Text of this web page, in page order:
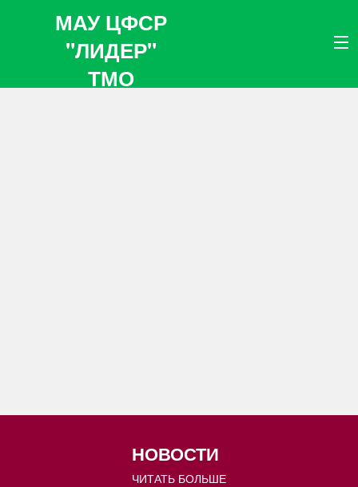
МАУ ЦФСР
"ЛИДЕР"
ТМО
НОВОСТИ
ЧИТАТЬ БОЛЬШЕ